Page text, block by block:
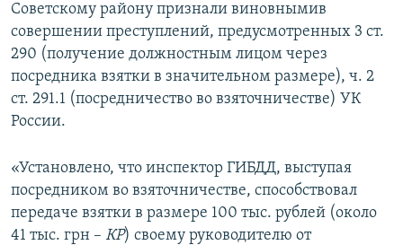
УКРАИНСКАЯ ПРОБЛЕМА КРЫМА
Все сайты RFE/RL
Советскому району признали виновнымив
совершении преступлений, предусмотренных 3 ст.
290 (получение должностным лицом через
посредника взятки в значительном размере), ч. 2
ст. 291.1 (посредничество во взяточничестве) УК
России.
«Установлено, что инспектор ГИБДД, выступая
посредником во взяточничестве, способствовал
передаче взятки в размере 100 тыс. рублей (около
41 тыс. грн – КР) своему руководителю от